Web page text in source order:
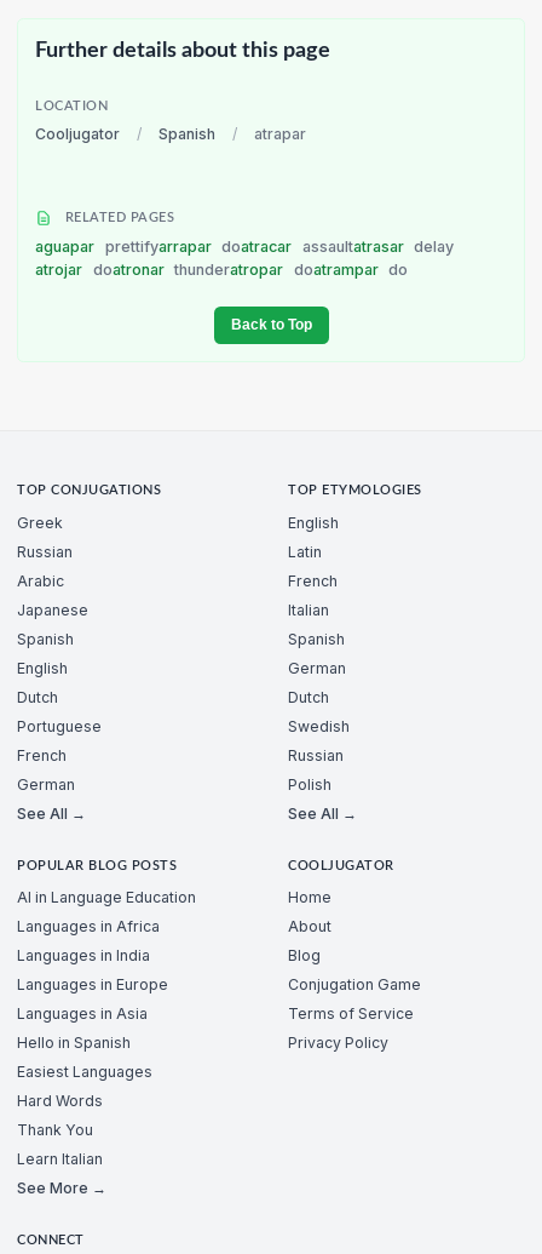
Further details about this page
LOCATION
Cooljugator / Spanish / atrapar
RELATED PAGES
aguapar prettifyarrapar doatracar assaultatrasar delay
atrojar doatronar thunderatropar doatrampar do
Back to Top
TOP CONJUGATIONS
Greek
Russian
Arabic
Japanese
Spanish
English
Dutch
Portuguese
French
German
See All →
TOP ETYMOLOGIES
English
Latin
French
Italian
Spanish
German
Dutch
Swedish
Russian
Polish
See All →
POPULAR BLOG POSTS
AI in Language Education
Languages in Africa
Languages in India
Languages in Europe
Languages in Asia
Hello in Spanish
Easiest Languages
Hard Words
Thank You
Learn Italian
See More →
COOLJUGATOR
Home
About
Blog
Conjugation Game
Terms of Service
Privacy Policy
CONNECT